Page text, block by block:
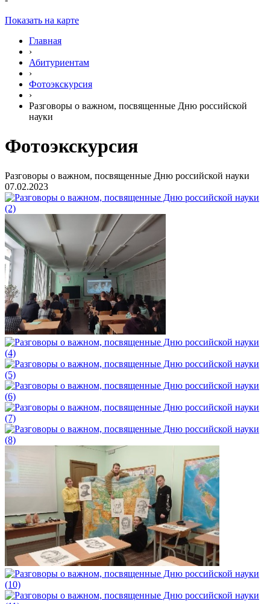
Показать на карте
Главная
›
Абитуриентам
›
Фотоэкскурсия
›
Разговоры о важном, посвященные Дню российской
науки
Фотоэкскурсия
Разговоры о важном, посвященные Дню российской науки
07.02.2023